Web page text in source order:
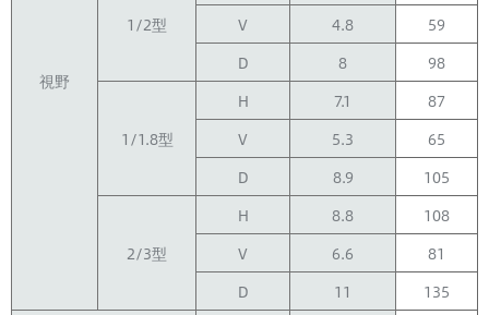
視野
1/2型
V
4.8
59
D
8 98
1/1.8型
H 7.1
87
V
5.3
65
D
8.9 105
2/3型
H 8.8
108
V
6.6
81
D
11 135